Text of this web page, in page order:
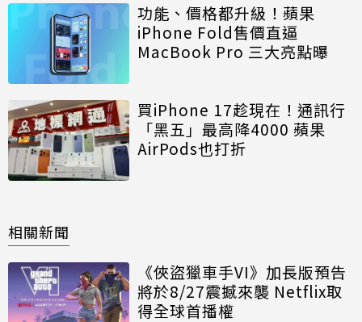
功能、價格都升級！蘋果
iPhone Fold售價直逼
MacBook Pro 三大亮點曝
買iPhone 17趁現在！通訊行
「黑五」最高降4000 蘋果
AirPods也打折
相關新聞
《俠盜獵車手VI》加長版預告
將於8/27震撼來襲 Netflix取
得全球首播權